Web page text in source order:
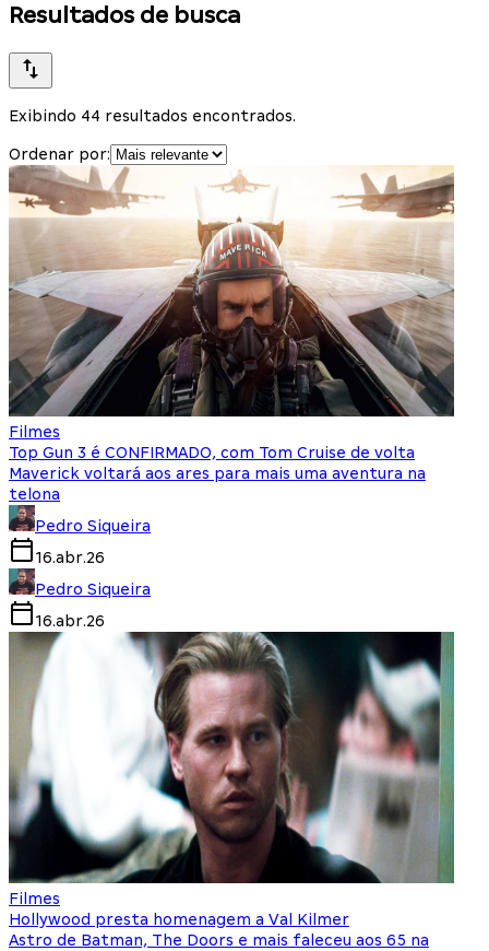
Resultados de busca
Exibindo 44 resultados encontrados.
Ordenar por:
Filmes
Top Gun 3 é CONFIRMADO, com Tom Cruise de volta
Maverick voltará aos ares para mais uma aventura na
telona
Pedro Siqueira
16.abr.26
Pedro Siqueira
16.abr.26
Filmes
Hollywood presta homenagem a Val Kilmer
Astro de Batman, The Doors e mais faleceu aos 65 na